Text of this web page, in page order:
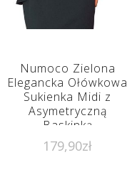
Numoco Zielona
Elegancka Ołówkowa
Sukienka Midi z
Asymetryczną
Baskinką
179,90zł